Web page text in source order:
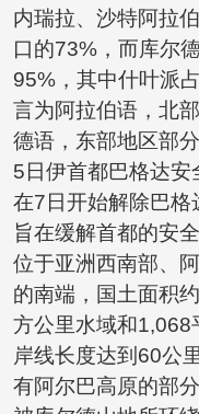
内瑞拉、沙特阿拉
口的73%，而库尔
95%，其中什叶派
言为阿拉伯语，北
德语，东部地区部
5日伊首都巴格达安
在7日开始解除巴格
旨在缓解首都的安
位于亚洲西南部、
的南端，国土面积
方公里水域和1,068
岸线长度达到60公
有阿尔巴高原的部